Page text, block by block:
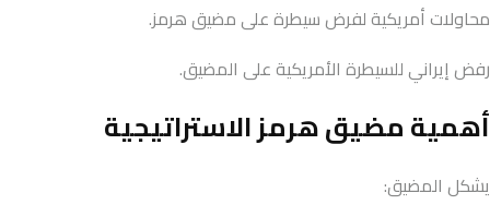
محاولات أمريكية لفرض سيطرة على مضيق هرمز.
رفض إيراني للسيطرة الأمريكية على المضيق.
أهمية مضيق هرمز الاستراتيجية
يشكل المضيق: